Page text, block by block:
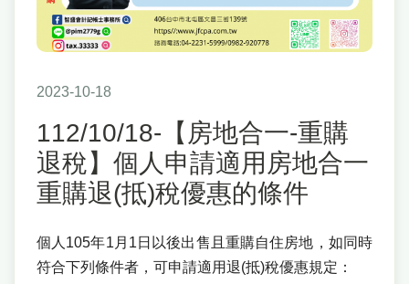
2023-10-18
112/10/18-【房地合一-重購
退稅】個人申請適用房地合一
重購退(抵)稅優惠的條件
個人105年1月1日以後出售且重購自住房地，如同時
符合下列條件者，可申請適用退(抵)稅優惠規定：